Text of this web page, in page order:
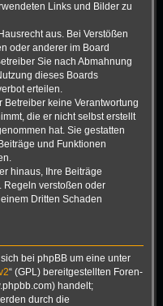
Links und Bilder zu
aus. Bei Verstößen
oder anderer im Board
Sie nach Abmahnung
dieses Boards
erteilen.
keine Verantwortung
die er nicht selbst erstellt
hat. Sie gestatten
und Funktionen
hinaus, Ihre Beiträge
Regeln verstoßen oder
Dritten Schaden
bei phpBB um eine unter
“ (GPL) bereitgestellten Foren-
handelt;
durch die